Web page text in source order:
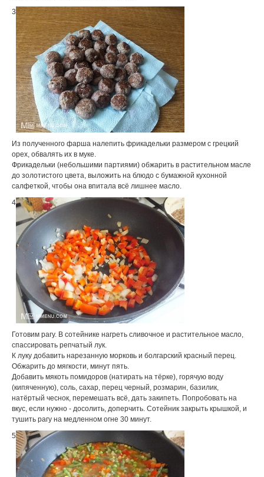
3
Из полученного фарша налепить фрикадельки размером с грецкий
орех, обвалять их в муке.
Фрикадельки (небольшими партиями) обжарить в растительном масле
до золотистого цвета, выложить на блюдо с бумажной кухонной
салфеткой, чтобы она впитала всё лишнее масло.
4
Готовим рагу. В сотейнике нагреть сливочное и растительное масло,
спассировать репчатый лук.
К луку добавить нарезанную морковь и болгарский красный перец.
Обжарить до мягкости, минут пять.
Добавить мякоть помидоров (натирать на тёрке), горячую воду
(кипяченную), соль, сахар, перец черный, розмарин, базилик,
натёртый чеснок, перемешать всё, дать закипеть. Попробовать на
вкус, если нужно - досолить, доперчить. Сотейник закрыть крышкой, и
тушить рагу на медленном огне 30 минут.
5